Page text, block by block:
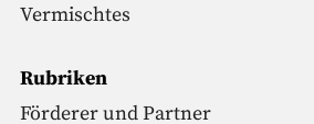
Vermischtes
Rubriken
Förderer und Partner